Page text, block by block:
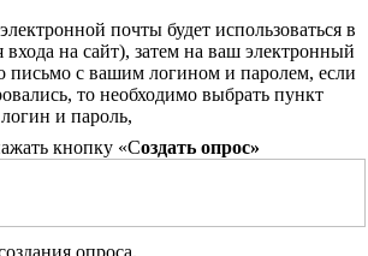
почты будет использоваться в
входа на сайт), затем на ваш электронный
письмо с вашим логином и паролем, если
то необходимо выбрать пункт
и пароль,
кнопку «Создать опрос»
опроса.